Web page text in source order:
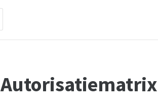
Autorisatiematrix